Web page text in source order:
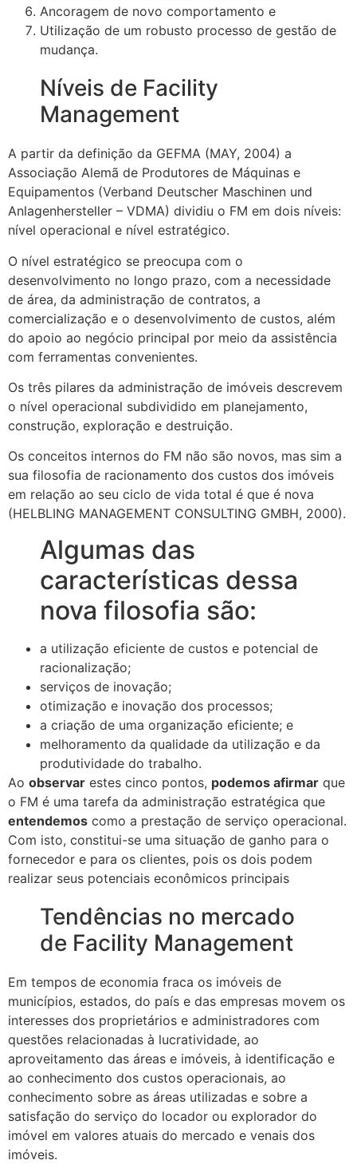
Ancoragem de novo comportamento e
Utilização de um robusto processo de gestão de
mudança.
Níveis de Facility
Management
A partir da definição da GEFMA (MAY, 2004) a
Associação Alemã de Produtores de Máquinas e
Equipamentos (Verband Deutscher Maschinen und
Anlagenhersteller – VDMA) dividiu o FM em dois níveis:
nível operacional e nível estratégico.
O nível estratégico se preocupa com o
desenvolvimento no longo prazo, com a necessidade
de área, da administração de contratos, a
comercialização e o desenvolvimento de custos, além
do apoio ao negócio principal por meio da assistência
com ferramentas convenientes.
Os três pilares da administração de imóveis descrevem
o nível operacional subdividido em planejamento,
construção, exploração e destruição.
Os conceitos internos do FM não são novos, mas sim a
sua filosofia de racionamento dos custos dos imóveis
em relação ao seu ciclo de vida total é que é nova
(HELBLING MANAGEMENT CONSULTING GMBH, 2000).
Algumas das
características dessa
nova filosofia são:
a utilização eficiente de custos e potencial de
racionalização;
serviços de inovação;
otimização e inovação dos processos;
a criação de uma organização eficiente; e
melhoramento da qualidade da utilização e da
produtividade do trabalho.
Ao observar estes cinco pontos, podemos afirmar que
o FM é uma tarefa da administração estratégica que
entendemos como a prestação de serviço operacional.
Com isto, constitui-se uma situação de ganho para o
fornecedor e para os clientes, pois os dois podem
realizar seus potenciais econômicos principais
Tendências no mercado
de Facility Management
Em tempos de economia fraca os imóveis de
municípios, estados, do país e das empresas movem os
interesses dos proprietários e administradores com
questões relacionadas à lucratividade, ao
aproveitamento das áreas e imóveis, à identificação e
ao conhecimento dos custos operacionais, ao
conhecimento sobre as áreas utilizadas e sobre a
satisfação do serviço do locador ou explorador do
imóvel em valores atuais do mercado e venais dos
imóveis.